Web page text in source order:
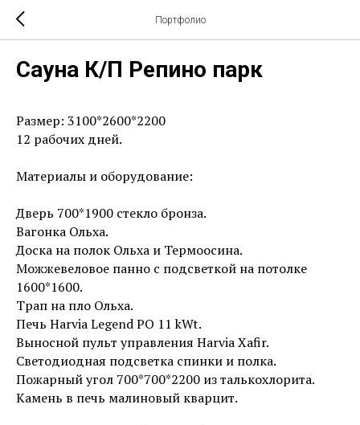
Портфолио
Сауна К/П Репино парк
Размер: 3100*2600*2200
12 рабочих дней.
Материалы и оборудование:
Дверь 700*1900 стекло бронза.
Вагонка Ольха.
Доска на полок Ольха и Термоосина.
Можжевеловое панно с подсветкой на потолке
1600*1600.
Трап на пло Ольха.
Печь Harvia Legend РО 11 kWt.
Выносной пульт управления Harvia Xafir.
Светодиодная подсветка спинки и полка.
Пожарный угол 700*700*2200 из талькохлорита.
Камень в печь малиновый кварцит.